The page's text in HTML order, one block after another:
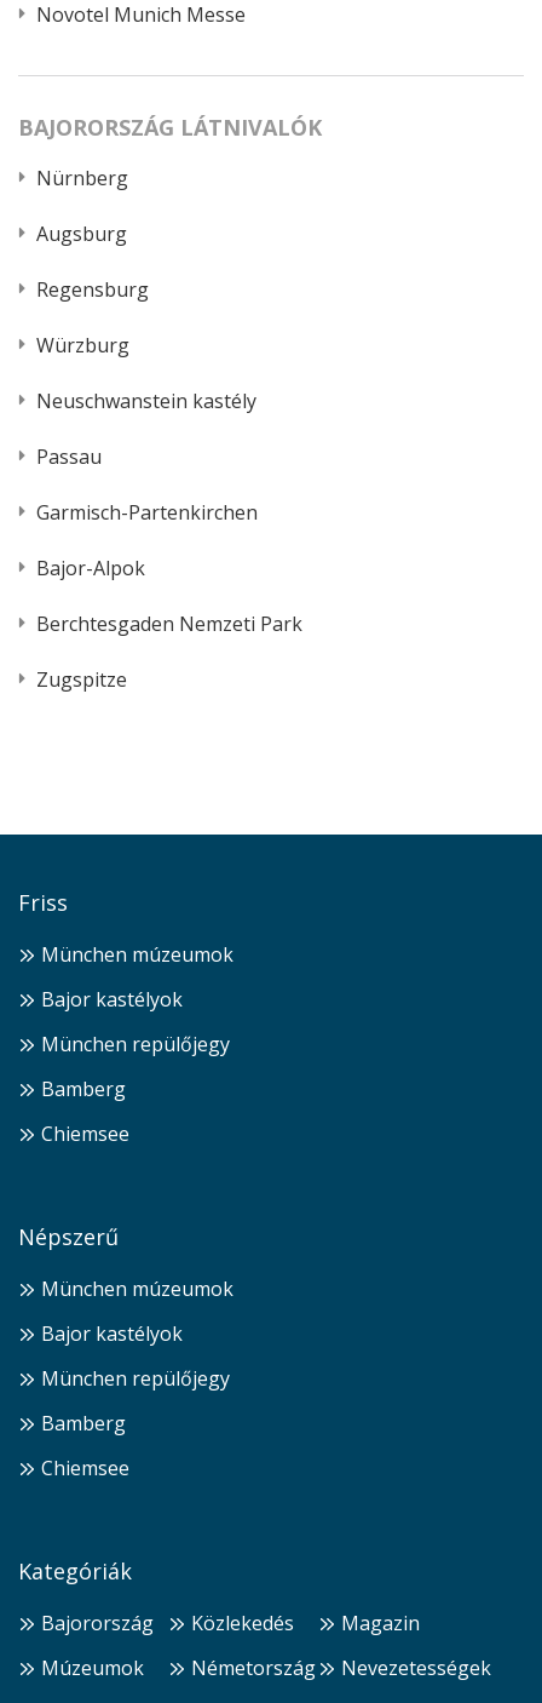
Novotel Munich Messe
BAJORORSZÁG LÁTNIVALÓK
Nürnberg
Augsburg
Regensburg
Würzburg
Neuschwanstein kastély
Passau
Garmisch-Partenkirchen
Bajor-Alpok
Berchtesgaden Nemzeti Park
Zugspitze
Friss
München múzeumok
Bajor kastélyok
München repülőjegy
Bamberg
Chiemsee
Népszerű
München múzeumok
Bajor kastélyok
München repülőjegy
Bamberg
Chiemsee
Kategóriák
Bajorország Közlekedés
Magazin
Múzeumok
Németország
Nevezetességek